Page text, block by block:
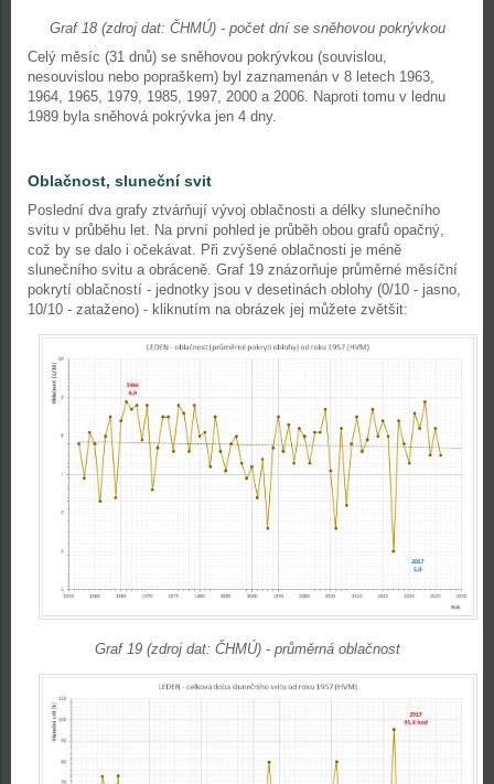
Graf 18 (zdroj dat: ČHMÚ) - počet dní se sněhovou pokrývkou
Celý měsíc (31 dnů) se sněhovou pokrývkou (souvislou,
nesouvislou nebo popraškem) byl zaznamenán v 8 letech 1963,
1964, 1965, 1979, 1985, 1997, 2000 a 2006. Naproti tomu v lednu
1989 byla sněhová pokrývka jen 4 dny.
Oblačnost, sluneční svit
Poslední dva grafy ztvárňují vývoj oblačnosti a délky slunečního
svitu v průběhu let. Na první pohled je průběh obou grafů opačný,
což by se dalo i očekávat. Při zvýšené oblačnosti je méně
slunečního svitu a obráceně. Graf 19 znázorňuje průměrné měsíční
pokrytí oblačností - jednotky jsou v desetinách oblohy (0/10 - jasno,
10/10 - zataženo) - kliknutím na obrázek jej můžete zvětšit:
Graf 19 (zdroj dat: ČHMÚ) - průměrná oblačnost